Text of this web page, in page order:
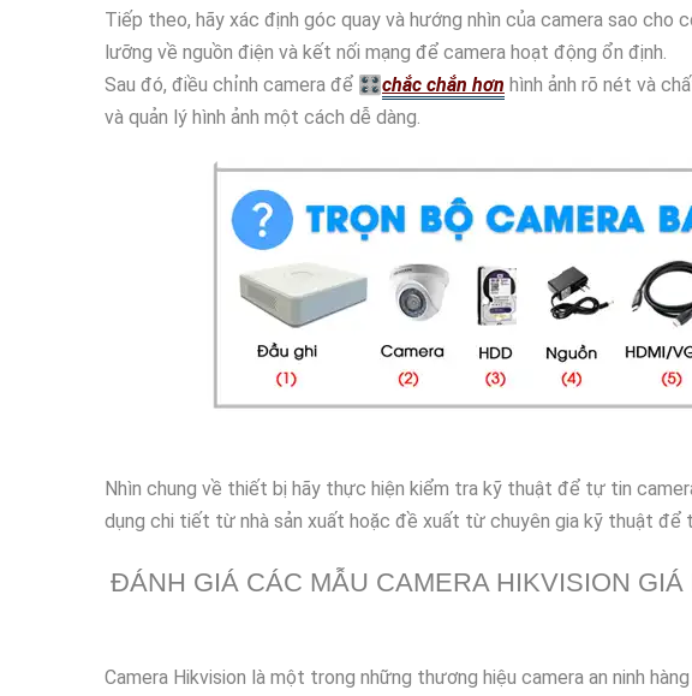
Tiếp theo, hãy xác định góc quay và hướng nhìn của camera sao
lưỡng về nguồn điện và kết nối mạng để camera hoạt động ổn định.
Sau đó, điều chỉnh camera để 🎛chắc chắn hơn hình ảnh rõ nét và
và quản lý hình ảnh một cách dễ dàng.
Nhìn chung về thiết bị hãy thực hiện kiểm tra kỹ thuật để tự tin
dụng chi tiết từ nhà sản xuất hoặc đề xuất từ chuyên gia kỹ thuật để
ĐÁNH GIÁ CÁC MẪU CAMERA HIKVISION
Camera Hikvision là một trong những thương hiệu camera an ninh